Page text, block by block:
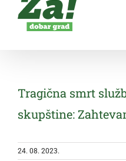
Tragična smrt
skupštine:
24. 08. 2023.